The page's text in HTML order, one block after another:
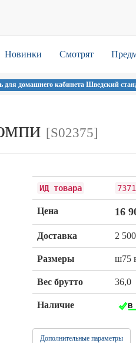
Новинки Смотрят
для домашнего кабинета Шведский
[S02375]
ИД товара
Цена 16
Доставка 2
Размеры ш75
Вес брутто 36,0
Наличие
Дополнительные параметры